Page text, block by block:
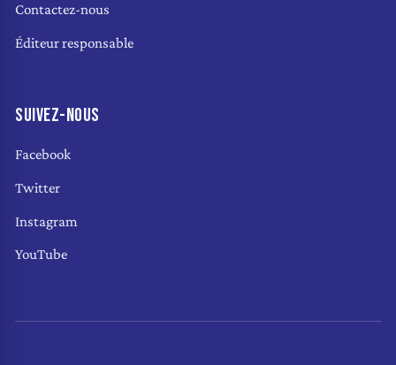
Contactez-nous
Éditeur responsable
SUIVEZ-NOUS
Facebook
Twitter
Instagram
YouTube